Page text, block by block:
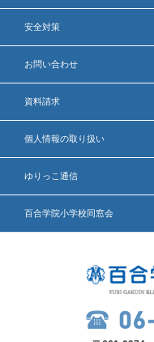
安全対策
お問い合わせ
資料請求
個人情報の取り扱い
ゆりっこ通信
百合学院小学校同窓会